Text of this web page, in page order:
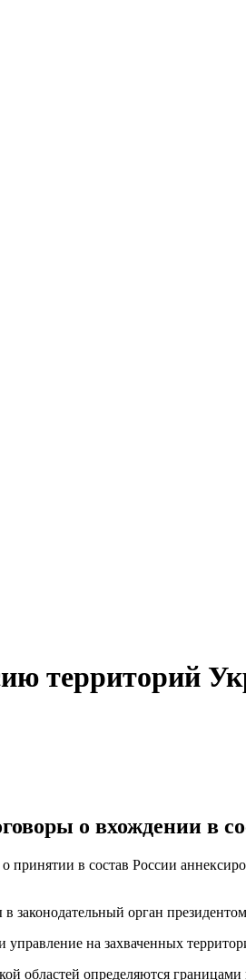
территорий
о вхождении в
в состав России
законодательный орган
на захваченных
определяются